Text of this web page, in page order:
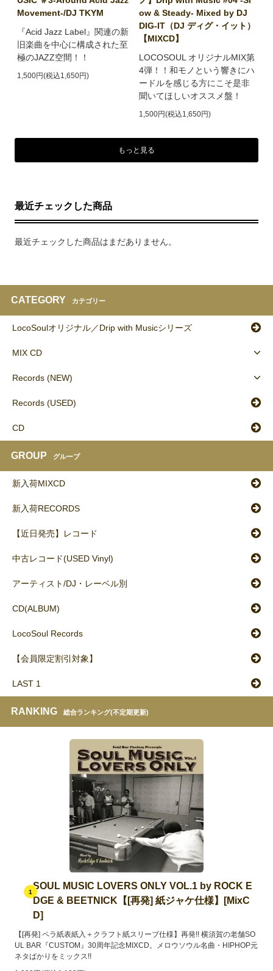
Movement-/DJ TKYM
『Acid Jazz Label』関連の新
旧楽曲を中心に構成された至
極のJAZZ空間！！
1,500円(税込1,650円)
ow & Steady- Mixed by DJ
DIG-IT（DJ ディグ・イット）
【MIXCD】
LOCOSOUL オリジナルMIX第
4弾！！和モノという響きにハ
ードルを感じる方にこそ是非
聞いてほしいオススメ盤！
1,500円(税込1,650円)
もっと見る
最近チェックした商品
最近チェックした商品はまだありません。
CATEGORY カテゴリー
LocoSoulオリジナル／Drip with Musicシリーズ
MIX CD
Records (NEW)
Records (USED)
CD
GROUP グループ
新入荷MIXCD
新入荷RECORDS
【近日発売】レコード
中古レコード(USED Vinyl)
アーティスト/DJ・レーベル別
CD(ALBUM)
LocoSoul Records
【会員限定割引対象】
LAST 1
RANKING 総合ランキング(不定期更新)
1
SOUL MUSIC LOVERS ONLY VOL.1 by ROCK E
DGE & BEETNICK【[再発] 紙ジャケ仕様】[MixC
D]
【[再発] ペラ紙表紙入＋クラフト紙スリーブ仕様】再発!! 横須賀の老舗SO
UL BAR『CUSTOM』30周年記念MIXCD。メロウソウル名曲・HIPHOP元
ネタばかりをミックス!!